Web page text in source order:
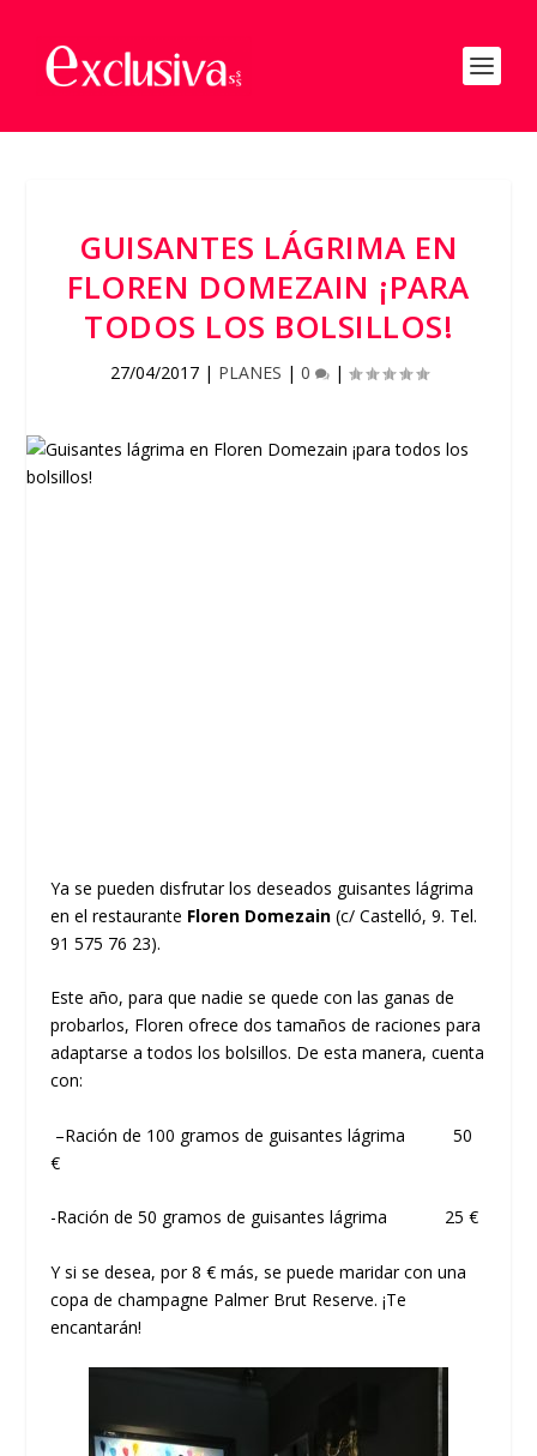
GUISANTES LÁGRIMA EN
FLOREN DOMEZAIN ¡PARA
TODOS LOS BOLSILLOS!
27/04/2017| PLANES | 0 |
Ya se pueden disfrutar los deseados guisantes lágrima
en el restaurante Floren Domezain (c/ Castelló, 9. Tel.
91 575 76 23).
Este año, para que nadie se quede con las ganas de
probarlos, Floren ofrece dos tamaños de raciones para
adaptarse a todos los bolsillos. De esta manera, cuenta
con:
–Ración de 100 gramos de guisantes lágrima 50
€
-Ración de 50 gramos de guisantes lágrima 25 €
Y si se desea, por 8 € más, se puede maridar con una
copa de champagne Palmer Brut Reserve. ¡Te
encantarán!